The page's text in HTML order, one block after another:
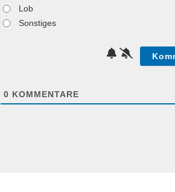
Lob
Sonstiges
0 KOMMENTARE